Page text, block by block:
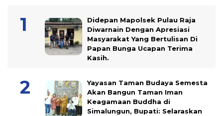
Didepan Mapolsek Pulau Raja
Diwarnain Dengan Apresiasi
Masyarakat Yang Bertulisan Di
Papan Bunga Ucapan Terima
Kasih.
Yayasan Taman Budaya Semesta
Akan Bangun Taman Iman
Keagamaan Buddha di
Simalungun, Bupati: Selaraskan